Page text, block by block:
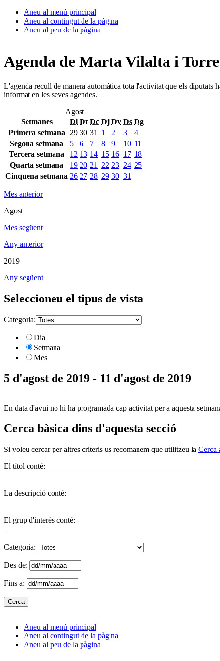
Aneu al menú principal
Aneu al contingut de la pàgina
Aneu al peu de la pàgina
Agenda de Marta Vilalta i
L'agenda recull de manera automàtica tota l'activitat que els diputats
informat en les seves agendes.
Agost
Setmanes
Dl Dt Dc Dj Dv Ds Dg
Primera setmana
29 30 31 1 2 3
4
Segona setmana
5 6 7 8 9 10 11
Tercera setmana
12 13 14 15 16 17 18
Quarta setmana
19 20 21 22 23 24 25
Cinquena setmana 26 27 28 29 30 31
Mes anterior
Agost
Mes següent
Any anterior
2019
Any següent
Seleccioneu el tipus de vista
Categoria:
Dia
Setmana
Mes
5 d'agost de 2019 - 11 d'agost de 2019
En data d'avui no hi ha programada cap activitat per a aquesta
Cerca bàsica dins d'aquesta secció
Si voleu cercar per altres criteris us recomanem que utilitzeu la Cerca
El títol conté:
La descripció conté:
El grup d'interès conté:
Categoria:
Des de:
Fins a:
Aneu al menú principal
Aneu al contingut de la pàgina
Aneu al peu de la pàgina